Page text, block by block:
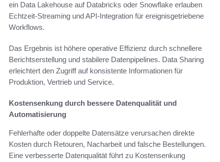
ein Data Lakehouse auf Databricks oder Snowflake erlauben
Echtzeit-Streaming und API-Integration für ereignisgetriebene
Workflows.
Das Ergebnis ist höhere operative Effizienz durch schnellere
Berichtserstellung und stabilere Datenpipelines. Data Sharing
erleichtert den Zugriff auf konsistente Informationen für
Produktion, Vertrieb und Service.
Kostensenkung durch bessere Datenqualität und
Automatisierung
Fehlerhafte oder doppelte Datensätze verursachen direkte
Kosten durch Retouren, Nacharbeit und falsche Bestellungen.
Eine verbesserte Datenqualität führt zu Kostensenkung